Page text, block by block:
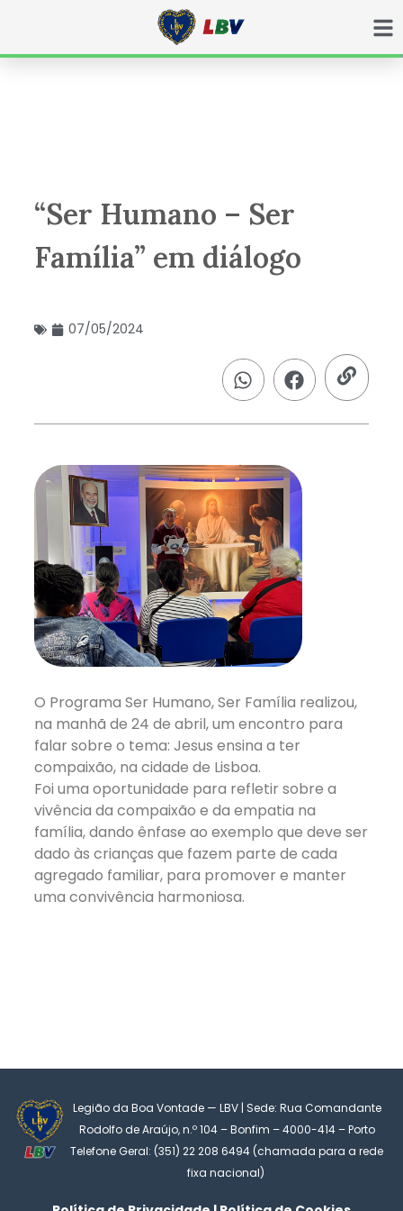
“Ser Humano – Ser
Família” em diálogo
07/05/2024
O Programa Ser Humano, Ser Família realizou,
na manhã de 24 de abril, um encontro para
falar sobre o tema: Jesus ensina a ter
compaixão, na cidade de Lisboa.
Foi uma oportunidade para refletir sobre a
vivência da compaixão e da empatia na
família, dando ênfase ao exemplo que deve ser
dado às crianças que fazem parte de cada
agregado familiar, para promover e manter
uma convivência harmoniosa.
Legião da Boa Vontade — LBV | Sede: Rua Comandante
Rodolfo de Araújo, n.º 104 – Bonfim – 4000-414 – Porto
Telefone Geral: (351) 22 208 6494 (chamada para a rede
fixa nacional)